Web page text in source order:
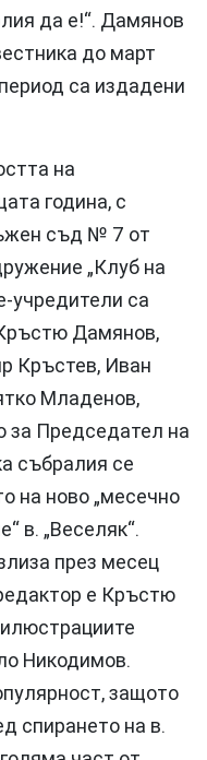
да е!“. Дамянов
до март
са издадени
на
година, с
съд № 7 от
„Клуб на
учредители са
Дамянов,
Кръстев, Иван
Младенов,
за Председател на
събралия се
на ново „месечно
в. „Веселяк“.
през месец
е Кръстю
Никодимов.
защото
спирането на в.